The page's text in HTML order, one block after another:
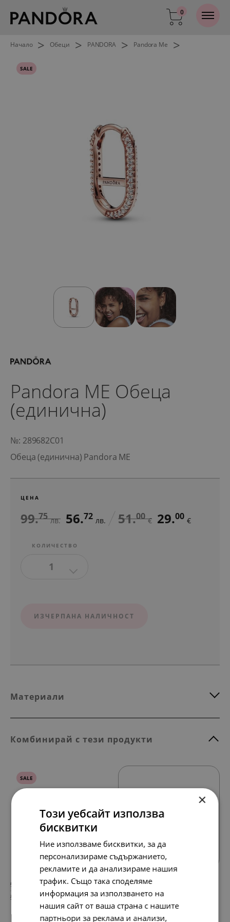
0
Начало > Обеци > PANDORA > Pandora Me >
SALE
Pandora ME Обеца
(единична)
№: 289682C01
Обеца (единична) Pandora ME
ЦЕНА
99.75 лв. 56.72 лв. 51.00 € 29.00 €
КОЛИЧЕСТВО
1
ИЗЧЕРПАНА НАЛИЧНОСТ
Материали
Комбинирай с тези продукти
SALE
99. 48.90 лв.
51. 25.00 €
×
Този уебсайт използва
бисквитки
Ние използваме бисквитки, за да
персонализираме съдържанието,
рекламите и да анализираме нашия
трафик. Също така споделяме
информация за използването на
нашия сайт от ваша страна с нашите
партньори за реклама и анализи,